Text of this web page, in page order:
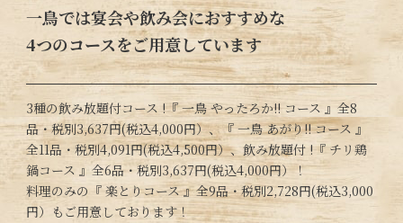
一鳥では宴会や飲み会におすすめな
4つのコースをご用意しています
3種の飲み放題付コース !『 一鳥 やったろか!! コース 』全8
品・税別3,637円(税込4,000円）、『 一鳥 あがり!! コース 』
全11品・税別4,091円(税込4,500円）、飲み放題付 !『 チリ鶏
鍋コース 』全6品・税別3,637円(税込4,000円）！
料理のみの『 楽とりコース 』全9品・税別2,728円(税込3,000
円）もご用意しております！